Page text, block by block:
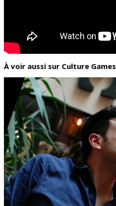
À voir aussi sur Culture Games